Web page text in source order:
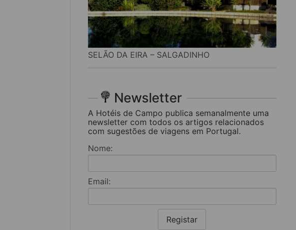
SELÃO DA EIRA – SALGADINHO
Newsletter
A Hotéis de Campo publica semanalmente uma
newsletter com todos os artigos relacionados
com sugestões de viagens em Portugal.
Nome:
Email:
Registar